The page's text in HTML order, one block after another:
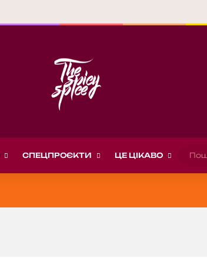
СПЕЦПРОЄКТИ ЦЕ ЦІКАВО